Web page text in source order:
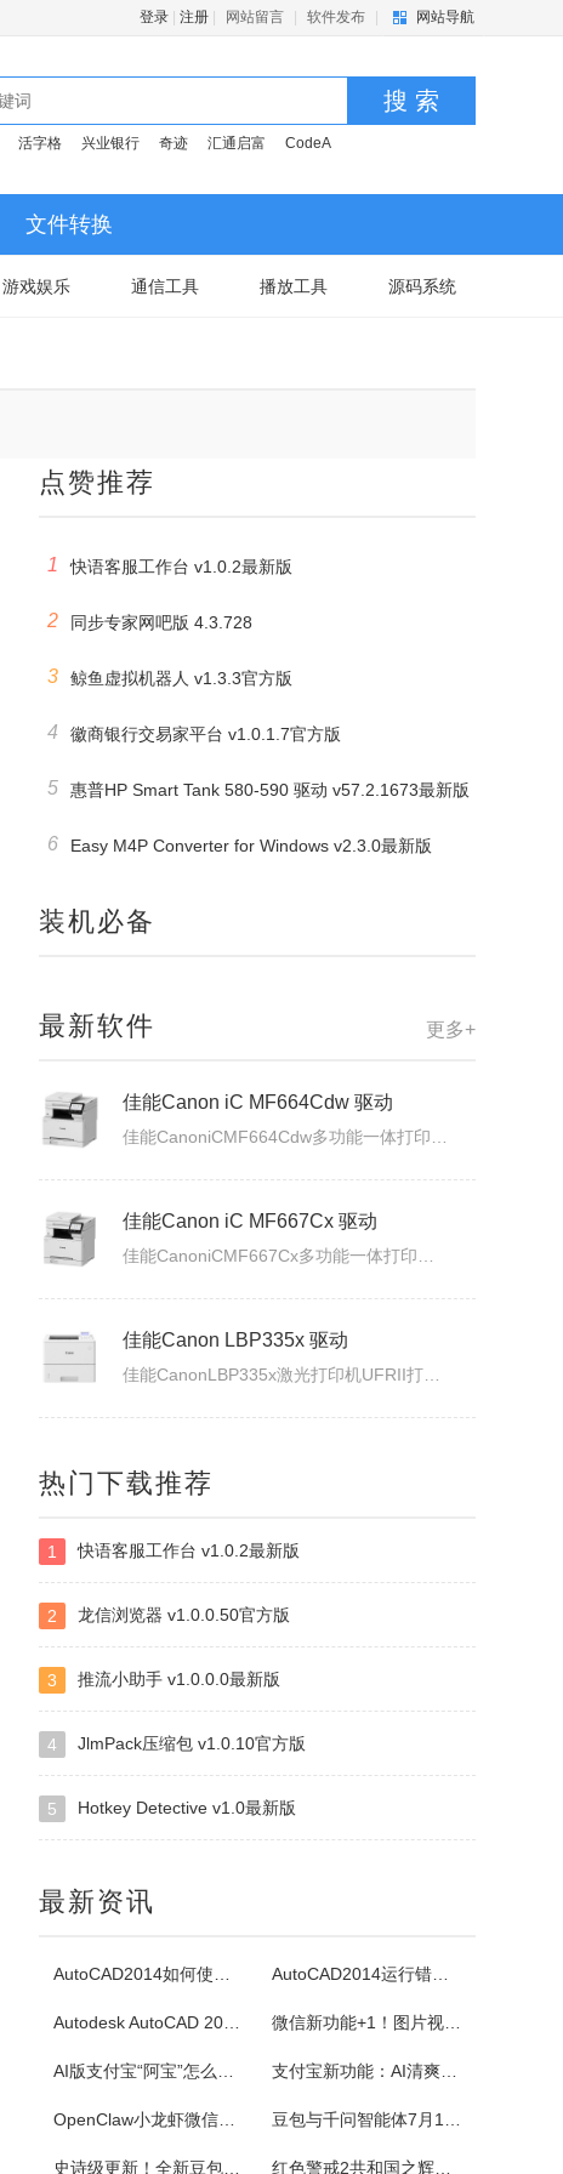
登录 注册 网站留言 软件发布 网站导航
搜 索
活字格 兴业银行 奇迹 汇通启富 CodeA
文件转换
游戏娱乐 通信工具 播放工具 源码系统
点赞推荐
1 快语客服工作台 v1.0.2最新版
2 同步专家网吧版 4.3.728
3 鲸鱼虚拟机器人 v1.3.3官方版
4 徽商银行交易家平台 v1.0.1.7官方版
5 惠普HP Smart Tank 580-590 驱动 v57.2.1673最新版
6 Easy M4P Converter for Windows v2.3.0最新版
装机必备
更多+
最新软件
佳能Canon iC MF664Cdw 驱动
佳能Canon iC MF667Cx 驱动
佳能Canon LBP335x 驱动
四块子
白金岛掼蛋
腾讯桌球
佳能Canon imageFORCE C5150 驱动
佳能CanonimageFORCEC5150数码复合机驱动下载版本：v.3.40发布日期：2026年7月3日适用于：Windows10/Windows11系统。
热门下载推荐
1 快语客服工作台 v1.0.2最新版
2 龙信浏览器 v1.0.0.50官方版
3 推流小助手 v1.0.0.0最新版
4 JlmPack压缩包 v1.0.10官方版
5 Hotkey Detective v1.0最新版
最新资讯
AutoCAD2014如何使用图案填充 AutoCAD2014运行错误怎么办
Autodesk AutoCAD 2014安装教程 微信新功能+1！图片视频合并功能来了
AI版支付宝“阿宝”怎么用？右滑切换方法与内测邀请码获取指南 支付宝新功能：AI清爽版“阿宝”公测！
OpenClaw小龙虾微信接入教程：服务器部署、API Key配置 豆包与千问智能体7月15日下线！附3步完整数据备份与导出教程
史诗级更新！全新豆包视频通话功能来了 红色警戒2共和国之辉快捷键